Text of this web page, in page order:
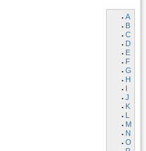
A
B
C
D
E
F
G
H
I
J
K
L
M
N
O